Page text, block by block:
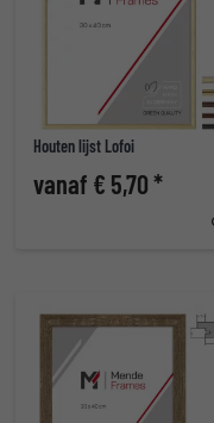
Houten lijst Lofoi
vanaf € 5,70 *